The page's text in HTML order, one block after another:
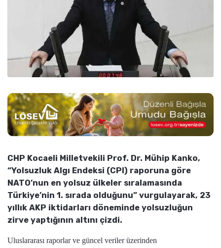
CHP Kocaeli Milletvekili Prof. Dr. Mühip Kanko,
“Yolsuzluk Algı Endeksi (CPI) raporuna göre
NATO’nun en yolsuz ülkeler sıralamasında
Türkiye’nin 1. sırada olduğunu” vurgulayarak, 23
yıllık AKP iktidarları döneminde yolsuzluğun
zirve yaptığının altını çizdi.
Uluslararası raporlar ve güncel veriler üzerinden